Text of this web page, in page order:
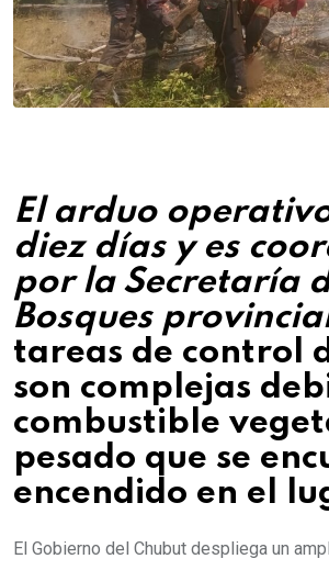
El arduo
diez días y es
por la Secretaría
Bosques
tareas de control
son complejas
combustible
pesado que se
encendido en el
El Gobierno del Chubut despliega un